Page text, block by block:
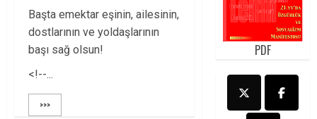
Başta emektar eşinin, ailesinin,
dostlarının ve yoldaşlarının
başı sağ olsun!
<!--...
>>>
PDF